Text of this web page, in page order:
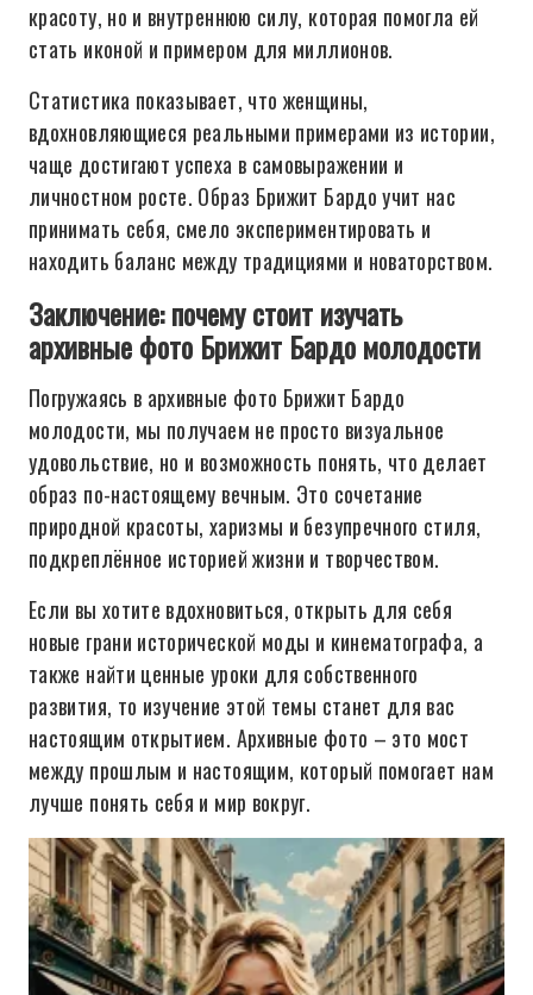
красоту, но и внутреннюю силу, которая помогла ей
стать иконой и примером для миллионов.
Статистика показывает, что женщины,
вдохновляющиеся реальными примерами из истории,
чаще достигают успеха в самовыражении и
личностном росте. Образ Брижит Бардо учит нас
принимать себя, смело экспериментировать и
находить баланс между традициями и новаторством.
Заключение: почему стоит изучать
архивные фото Брижит Бардо молодости
Погружаясь в архивные фото Брижит Бардо
молодости, мы получаем не просто визуальное
удовольствие, но и возможность понять, что делает
образ по-настоящему вечным. Это сочетание
природной красоты, харизмы и безупречного стиля,
подкреплённое историей жизни и творчеством.
Если вы хотите вдохновиться, открыть для себя
новые грани исторической моды и кинематографа, а
также найти ценные уроки для собственного
развития, то изучение этой темы станет для вас
настоящим открытием. Архивные фото – это мост
между прошлым и настоящим, который помогает нам
лучше понять себя и мир вокруг.